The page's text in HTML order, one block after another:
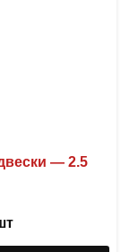
— 2.5